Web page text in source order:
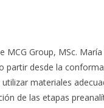
MCG Group, MSc.
desde la
materiales
de las etapas